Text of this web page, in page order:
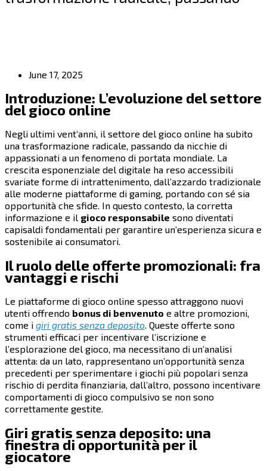
June 17, 2025
Introduzione: L’evoluzione del settore
del gioco online
Negli ultimi vent’anni, il settore del gioco online ha subito
una trasformazione radicale, passando da nicchie di
appassionati a un fenomeno di portata mondiale. La
crescita esponenziale del digitale ha reso accessibili
svariate forme di intrattenimento, dall’azzardo tradizionale
alle moderne piattaforme di gaming, portando con sé sia
opportunità che sfide. In questo contesto, la corretta
informazione e il gioco responsabile sono diventati
capisaldi fondamentali per garantire un’esperienza sicura e
sostenibile ai consumatori.
Il ruolo delle offerte promozionali: fra
vantaggi e rischi
Le piattaforme di gioco online spesso attraggono nuovi
utenti offrendo bonus di benvenuto e altre promozioni,
come i giri gratis senza deposito. Queste offerte sono
strumenti efficaci per incentivare l’iscrizione e
l’esplorazione del gioco, ma necessitano di un’analisi
attenta: da un lato, rappresentano un’opportunità senza
precedenti per sperimentare i giochi più popolari senza
rischio di perdita finanziaria, dall’altro, possono incentivare
comportamenti di gioco compulsivo se non sono
correttamente gestite.
Giri gratis senza deposito: una
finestra di opportunità per il
giocatore